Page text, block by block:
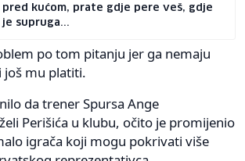
pred kućom, prate gdje pere veš, gdje
je supruga...
po tom pitanju jer ga nemaju
još mu platiti.
da trener Spursa Ange
Perišića u klubu, očito je promijenio
igrača koji mogu pokrivati više